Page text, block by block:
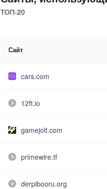
ТОП-20
Сайт
cars.com
12ft.io
gamejolt.com
primewire.tf
derpibooru.org